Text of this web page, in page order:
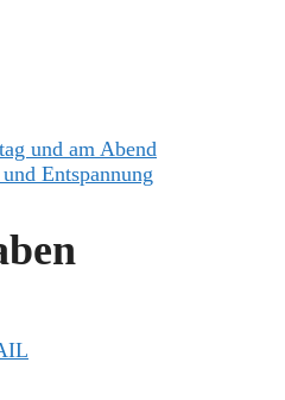
und am Abend
Entspannung